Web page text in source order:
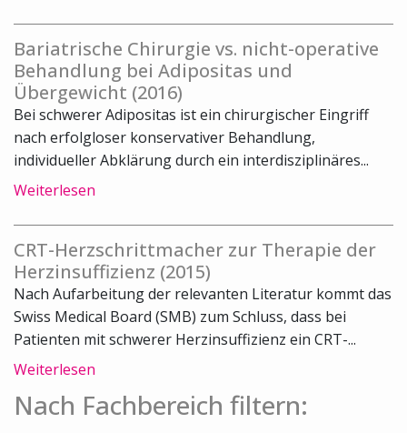
Bariatrische Chirurgie vs. nicht-operative
Behandlung bei Adipositas und
Übergewicht (2016)
Bei schwerer Adipositas ist ein chirurgischer Eingriff
nach erfolgloser konservativer Behandlung,
individueller Abklärung durch ein interdisziplinäres...
Weiterlesen
CRT-Herzschrittmacher zur Therapie der
Herzinsuffizienz (2015)
Nach Aufarbeitung der relevanten Literatur kommt das
Swiss Medical Board (SMB) zum Schluss, dass bei
Patienten mit schwerer Herzinsuffizienz ein CRT-...
Weiterlesen
Nach Fachbereich filtern: